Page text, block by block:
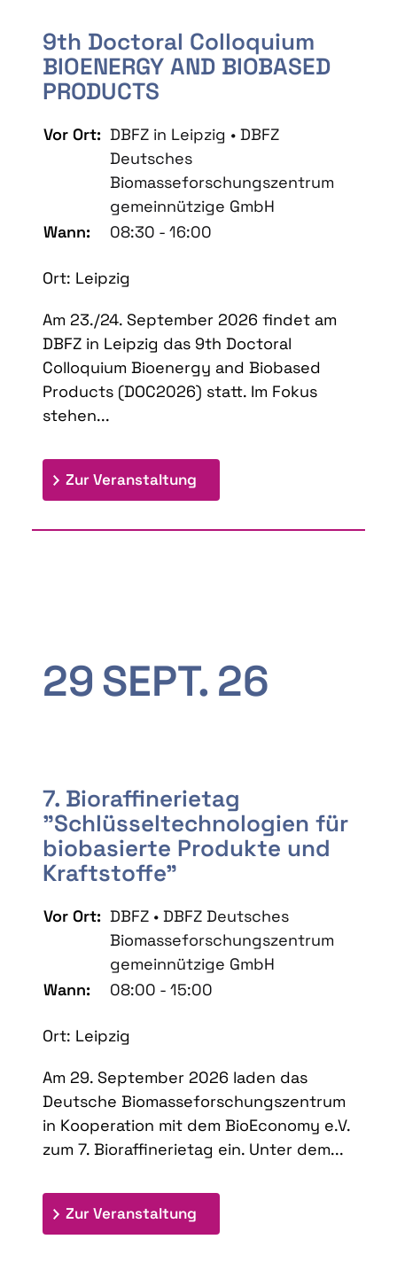
9th Doctoral Colloquium
BIOENERGY AND BIOBASED
PRODUCTS
Vor Ort: DBFZ in Leipzig • DBFZ
Deutsches
Biomasseforschungszentrum
gemeinnützige GmbH
Wann:
08:30 - 16:00
Ort: Leipzig
Am 23./24. September 2026 findet am
DBFZ in Leipzig das 9th Doctoral
Colloquium Bioenergy and Biobased
Products (DOC2026) statt. Im Fokus
stehen...
Zur Veranstaltung
29SEPT. 26
7. Bioraffinerietag
"Schlüsseltechnologien für
biobasierte Produkte und
Kraftstoffe"
Vor Ort: DBFZ • DBFZ Deutsches
Biomasseforschungszentrum
gemeinnützige GmbH
Wann:
08:00 - 15:00
Ort: Leipzig
Am 29. September 2026 laden das
Deutsche Biomasseforschungszentrum
in Kooperation mit dem BioEconomy e.V.
zum 7. Bioraffinerietag ein. Unter dem...
Zur Veranstaltung